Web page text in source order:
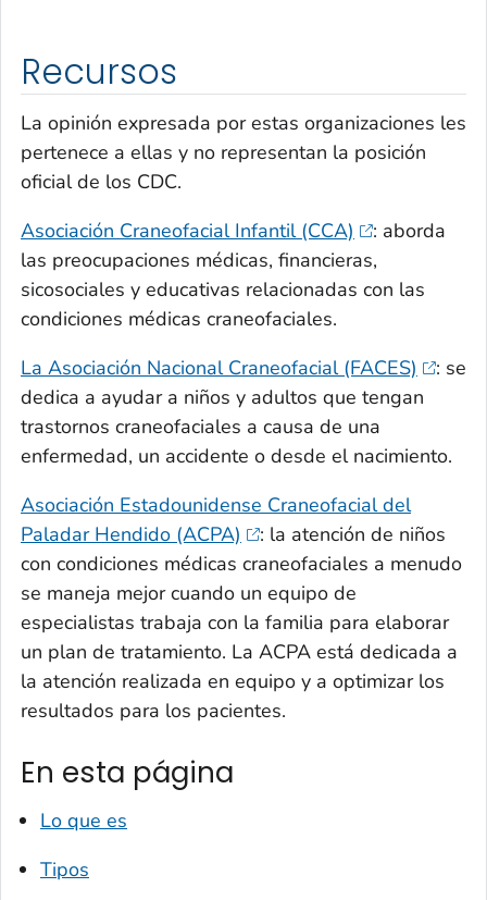
Recursos
La opinión expresada por estas organizaciones les
pertenece a ellas y no representan la posición
oficial de los CDC.
Asociación Craneofacial Infantil (CCA)
: aborda
las preocupaciones médicas, financieras,
sicosociales y educativas relacionadas con las
condiciones médicas craneofaciales.
La Asociación Nacional Craneofacial (FACES)
: se
dedica a ayudar a niños y adultos que tengan
trastornos craneofaciales a causa de una
enfermedad, un accidente o desde el nacimiento.
Asociación Estadounidense Craneofacial del
Paladar Hendido (ACPA)
: la atención de niños
con condiciones médicas craneofaciales a menudo
se maneja mejor cuando un equipo de
especialistas trabaja con la familia para elaborar
un plan de tratamiento. La ACPA está dedicada a
la atención realizada en equipo y a optimizar los
resultados para los pacientes.
En esta página
Lo que es
Tipos